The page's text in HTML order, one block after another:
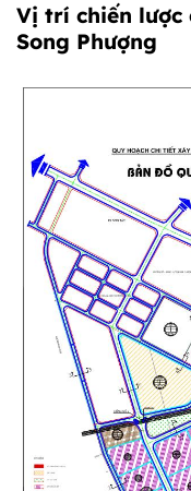
Vị trí chiến lược
Song Phượng